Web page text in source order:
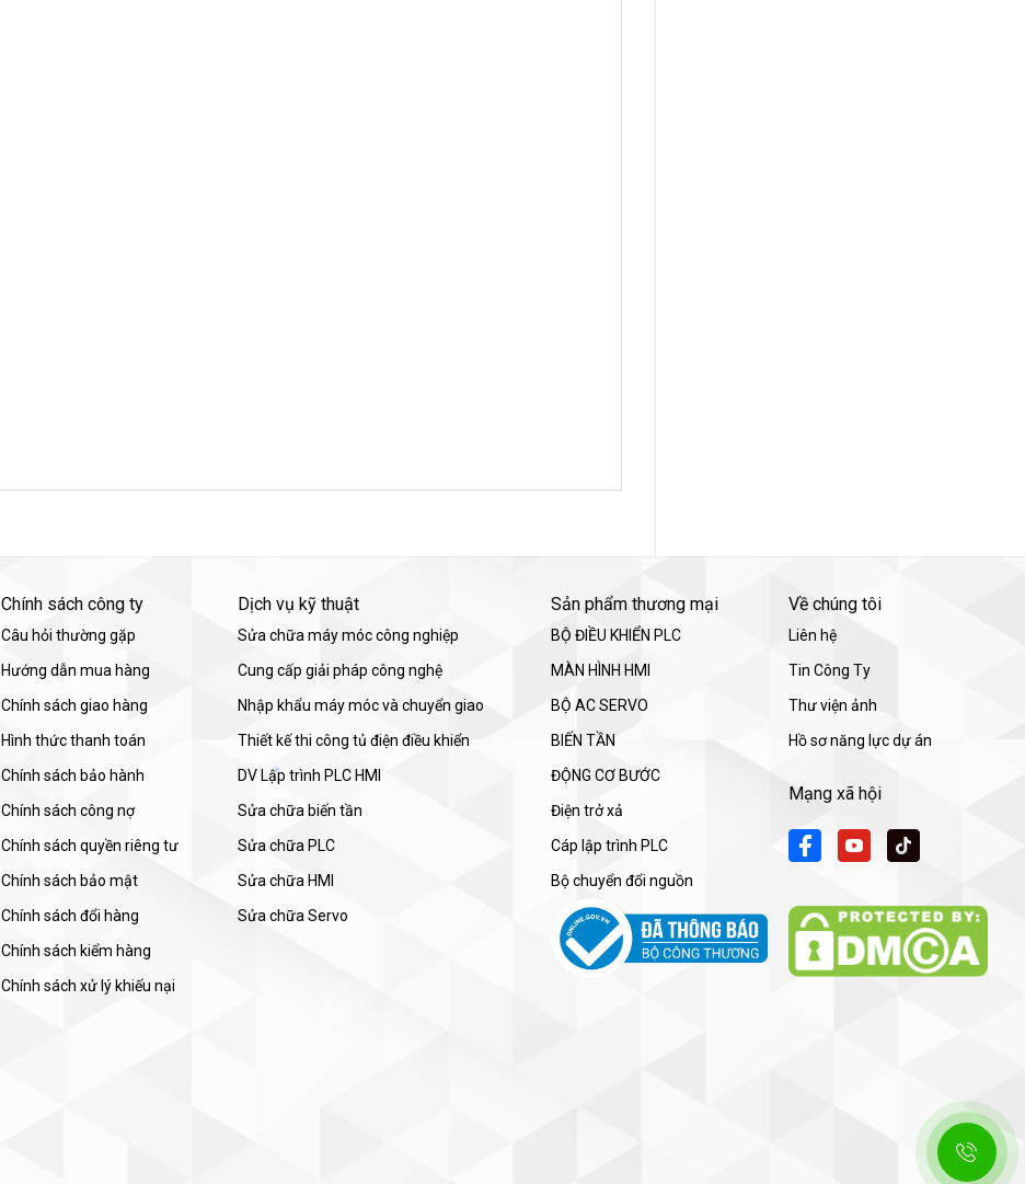
Chính sách công ty
Câu hỏi thường gặp
Hướng dẫn mua hàng
Chính sách giao hàng
Hình thức thanh toán
Chính sách bảo hành
Chính sách công nợ
Chính sách quyền riêng tư
Chính sách bảo mật
Chính sách đổi hàng
Chính sách kiểm hàng
Chính sách xử lý khiếu nại
Dịch vụ kỹ thuật
Sửa chữa máy móc công nghiệp
Cung cấp giải pháp công nghệ
Nhập khẩu máy móc và chuyển giao
Thiết kế thi công tủ điện điều khiển
DV Lập trình PLC HMI
Sửa chữa biến tần
Sửa chữa PLC
Sửa chữa HMI
Sửa chữa Servo
Sản phẩm thương mại
BỘ ĐIỀU KHIỂN PLC
MÀN HÌNH HMI
BỘ AC SERVO
BIẾN TẦN
ĐỘNG CƠ BƯỚC
Điện trở xả
Cáp lập trình PLC
Bộ chuyển đổi nguồn
Về chúng tôi
Liên hệ
Tin Công Ty
Thư viện ảnh
Hồ sơ năng lực dự án
Mạng xã hội